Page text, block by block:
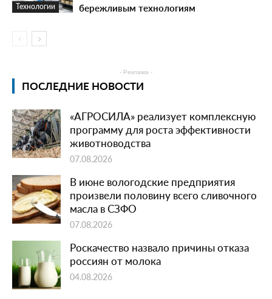
Технологии
бережливым технологиям
- Реклама -
ПОСЛЕДНИЕ НОВОСТИ
«АГРОСИЛА» реализует комплексную
программу для роста эффективности
животноводства
07.08.2026
В июне вологодские предприятия
произвели половину всего сливочного
масла в СЗФО
07.08.2026
Роскачество назвало причины отказа
россиян от молока
04.08.2026